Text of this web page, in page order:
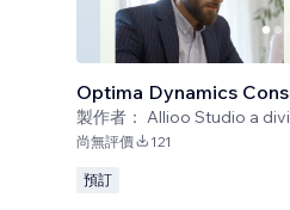
Optima Dynamics
製作者： Allioo Studio a
尚無評價 121
預訂